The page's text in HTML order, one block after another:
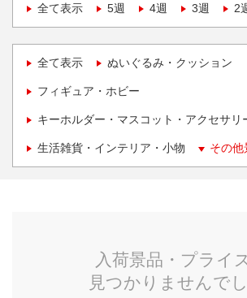
全て表示
5週 4週 3週 2
全て表示 ぬいぐるみ・クッション
フィギュア・ホビー
キーホルダー・マスコット・アクセサリ
生活雑貨・インテリア・小物 その他